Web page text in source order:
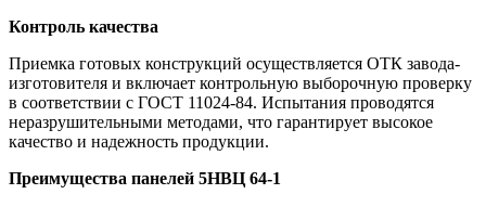
Контроль качества
Приемка готовых конструкций осуществляется ОТК завода-
изготовителя и включает контрольную выборочную проверку
в соответствии с ГОСТ 11024-84. Испытания проводятся
неразрушительными методами, что гарантирует высокое
качество и надежность продукции.
Преимущества панелей 5НВЦ 64-1